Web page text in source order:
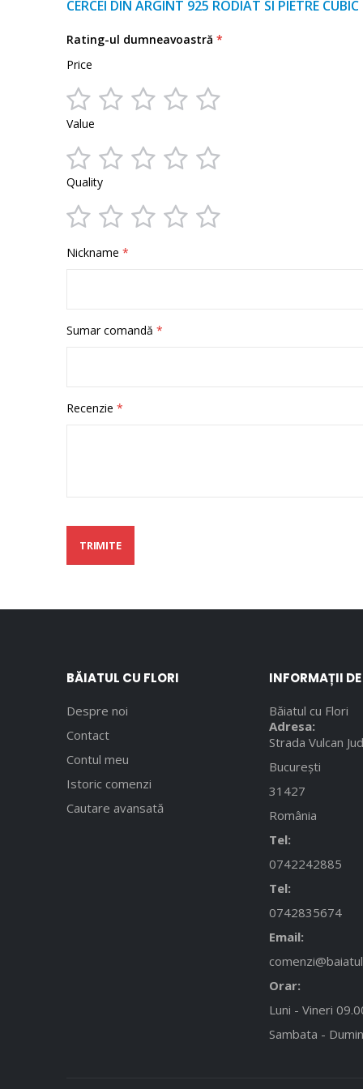
CERCEI DIN ARGINT 925 RODIAT SI PIETRE
Rating-ul dumneavoastră
Price
1
2
3
4
5
Value
1
2
3
4
5
Quality
star
stars
stars
stars
stars
Nickname
Sumar comandă
Recenzie
TRIMITE
BĂIATUL CU FLORI
Despre noi
Contact
Contul meu
Istoric comenzi
Cautare avansată
INFORMAȚII
Băiatul cu Flori
Adresa:
Strada Vulcan
București
31427
România
Tel:
0742242885
Tel:
0742835674
Email:
Orar:
Luni - Vineri
Sambata -